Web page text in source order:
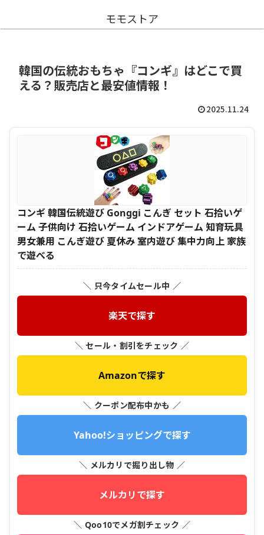
モモストア
韓国の伝統おもちゃ『コンギ』はどこで買
える？販売店と最安値情報！
2025.11.24
コンギ 韓国伝統遊び Gonggi こんぎ セット 石拾いゲ
ーム 子供向け 石拾いゲーム インドアゲーム 知育玩具
男女兼用 こんぎ遊び 夏休み 室内遊び 集中力向上 家族
で遊べる
＼ 只今タイムセール中 ／
楽天で探す
＼ セール・割引をチェック ／
Amazonで探す
＼ クーポン配布中かも ／
Yahoo!ショッピングで探す
＼ メルカリで掘り出し物 ／
メルカリで探す
＼ Qoo10でメガ割チェック ／